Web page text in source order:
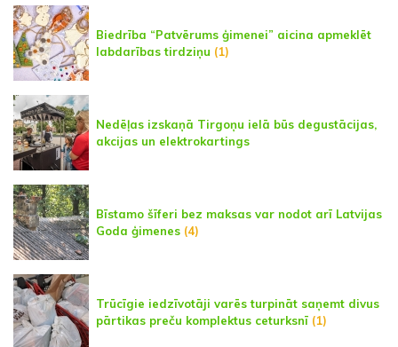
Biedrība “Patvērums ģimenei” aicina apmeklēt
labdarības tirdziņu (1)
Nedēļas izskaņā Tirgoņu ielā būs degustācijas,
akcijas un elektrokartings
Bīstamo šīferi bez maksas var nodot arī Latvijas
Goda ģimenes (4)
Trūcīgie iedzīvotāji varēs turpināt saņemt divus
pārtikas preču komplektus ceturksnī (1)